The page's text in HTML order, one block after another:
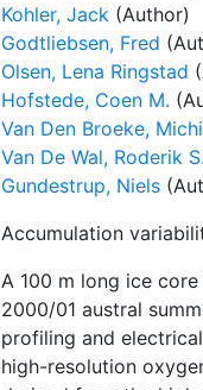
Kohler, Jack (Author)
Godtliebsen, Fred
Olsen, Lena Ringstad
Hofstede, Coen M.
Van Den Broeke,
Van De Wal, Roderik
Gundestrup, Niels
Accumulation
A 100 m long ice
2000/01 austral
profiling and
high-resolution